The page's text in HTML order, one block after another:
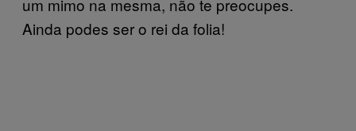
um mimo na mesma, não te preocupes.
Ainda podes ser o rei da folia!